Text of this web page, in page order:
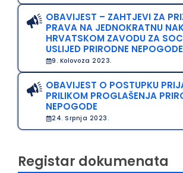
OBAVIJEST – ZAHTJEVI ZA
PRAVA NA JEDNOKRATNU
HRVATSKOM ZAVODU ZA
USLIJED PRIRODNE NEPOGODE
9. Kolovoza 2023.
OBAVIJEST O POSTUPKU
PRILIKOM PROGLAŠENJA
NEPOGODE
24. Srpnja 2023.
Registar dokumenata